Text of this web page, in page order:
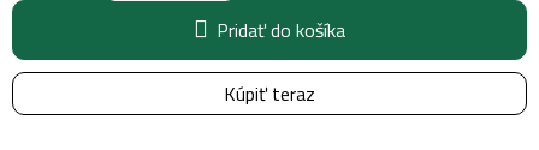
Pridať do košíka
Kúpiť teraz